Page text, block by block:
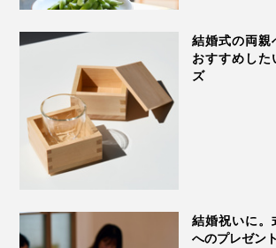
結婚式の両親
おすすめした
ズ
結婚祝いに。
へのプレゼン